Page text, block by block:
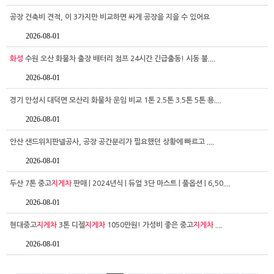
공장 건축비 견적, 이 3가지만 비교하면 싸게 공장을 지을 수 있어요
2026-08-01
화성 수원 오산 화물차 출장 배터리 점프 24시간 긴급출동! 시동 불....
2026-08-01
경기 안성시 대덕면 모산리 화물차 운임 비교 1톤 2.5톤 3.5톤 5톤 용....
2026-08-01
안산 샌드위치판넬공사, 공장 공간분리가 필요했던 상황에 빠르고 ....
2026-08-01
두산 7톤 중고지게차판매 | 2024년식 | 듀얼 3단 마스트 | 풀옵션 | 6,50....
2026-08-01
현대중고지게차3톤 디젤지게차1050만원! 가성비 좋은 중고지게차....
2026-08-01